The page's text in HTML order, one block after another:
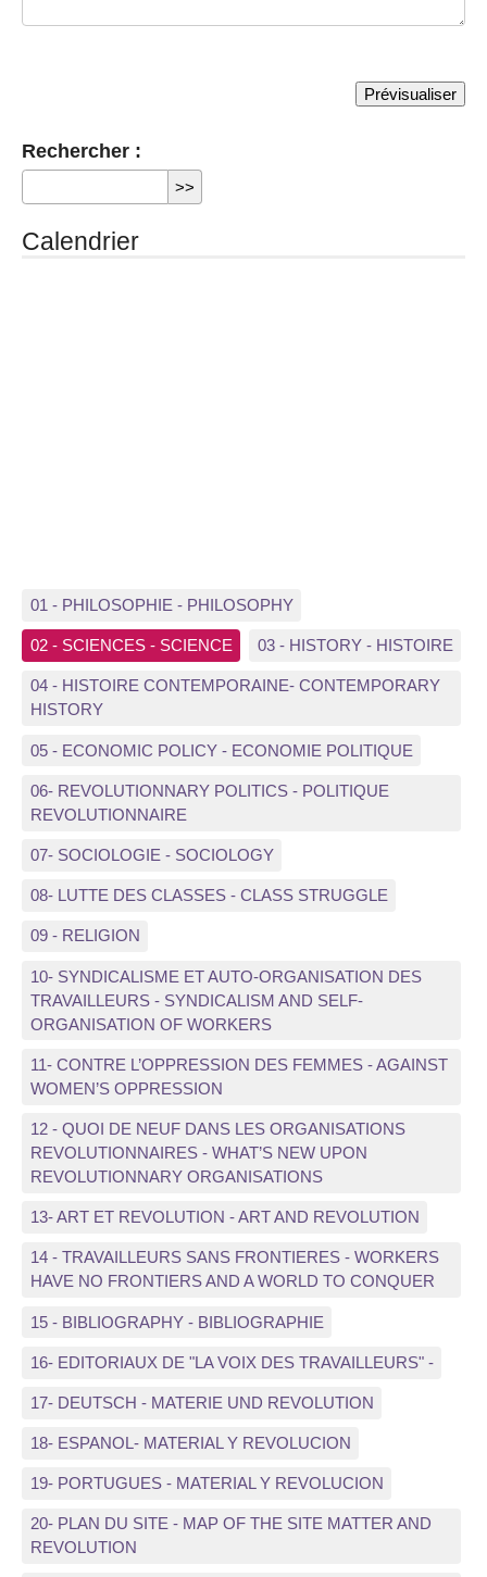
Rechercher :
Calendrier
01 - PHILOSOPHIE - PHILOSOPHY
02 - SCIENCES - SCIENCE 03 - HISTORY - HISTOIRE
04 - HISTOIRE CONTEMPORAINE- CONTEMPORARY
HISTORY
05 - ECONOMIC POLICY - ECONOMIE POLITIQUE
06- REVOLUTIONNARY POLITICS - POLITIQUE
REVOLUTIONNAIRE
07- SOCIOLOGIE - SOCIOLOGY
08- LUTTE DES CLASSES - CLASS STRUGGLE
09 - RELIGION
10- SYNDICALISME ET AUTO-ORGANISATION DES
TRAVAILLEURS - SYNDICALISM AND SELF-
ORGANISATION OF WORKERS
11- CONTRE L’OPPRESSION DES FEMMES - AGAINST
WOMEN’S OPPRESSION
12 - QUOI DE NEUF DANS LES ORGANISATIONS
REVOLUTIONNAIRES - WHAT’S NEW UPON
REVOLUTIONNARY ORGANISATIONS
13- ART ET REVOLUTION - ART AND REVOLUTION
14 - TRAVAILLEURS SANS FRONTIERES - WORKERS
HAVE NO FRONTIERS AND A WORLD TO CONQUER
15 - BIBLIOGRAPHY - BIBLIOGRAPHIE
16- EDITORIAUX DE "LA VOIX DES TRAVAILLEURS" -
17- DEUTSCH - MATERIE UND REVOLUTION
18- ESPANOL- MATERIAL Y REVOLUCION
19- PORTUGUES - MATERIAL Y REVOLUCION
20- PLAN DU SITE - MAP OF THE SITE MATTER AND
REVOLUTION